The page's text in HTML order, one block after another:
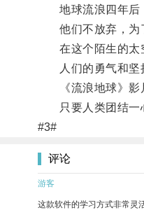
地球流浪四年后，
他们不放弃，为了
在这个陌生的太空
人们的勇气和坚持
《流浪地球》影片
只要人类团结一心
#3#
评论
游客
这款软件的学习方式非常灵